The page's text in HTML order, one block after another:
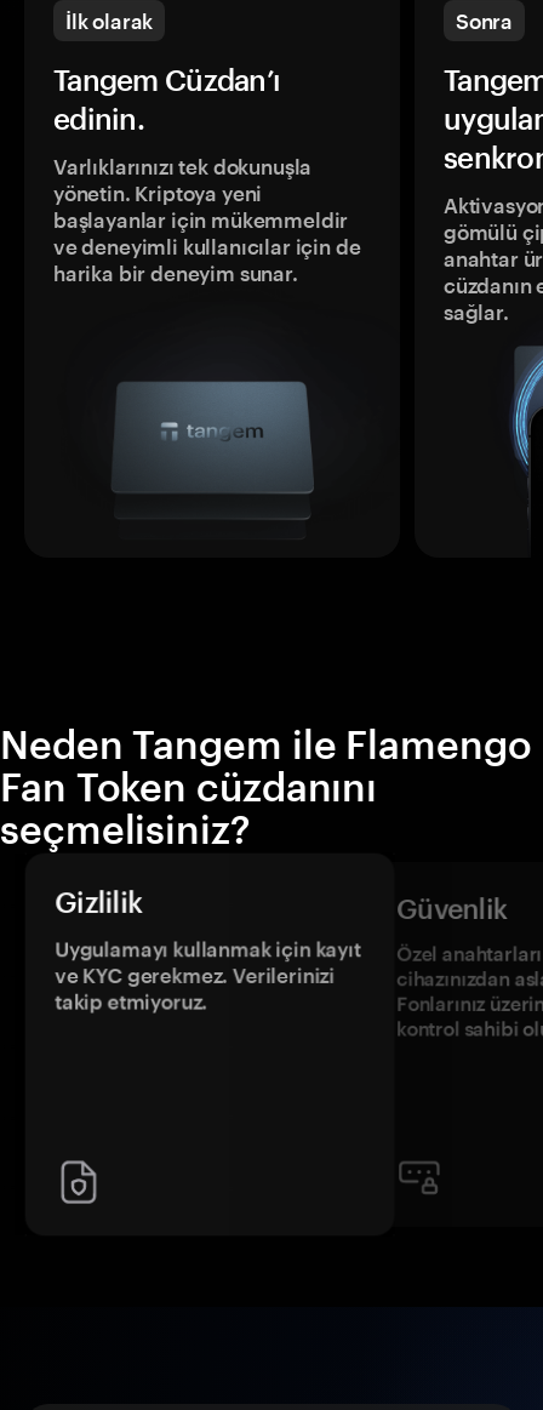
İlk olarak
Tangem Cüzdan’ı
edinin.
Varlıklarınızı tek dokunuşla
yönetin. Kriptoya yeni
başlayanlar için mükemmeldir
ve deneyimli kullanıcılar için de
harika bir deneyim sunar.
Sonra
gömülü
anahtar
sağlar.
Neden Tangem ile Flamengo
Fan Token cüzdanını
seçmelisiniz?
Gizlilik
Uygulamayı kullanmak için kayıt
ve KYC gerekmez. Verilerinizi
takip etmiyoruz.
Güvenlik
Özel
cihazınızdan
Fonlarınız
kontrol sahibi